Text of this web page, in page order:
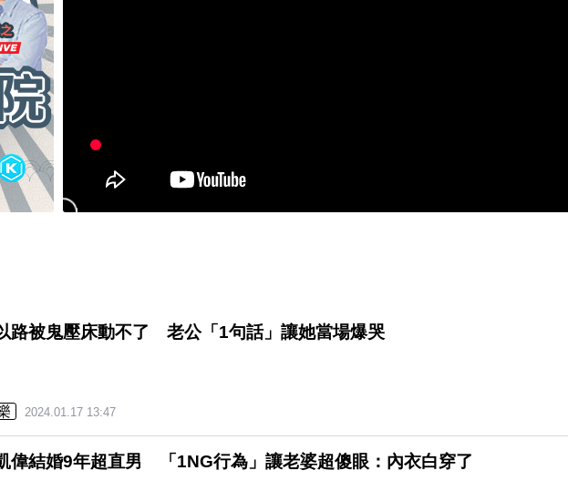
路被鬼壓床動不了 老公「1句話」讓她當場爆哭
2024.01.17 13:47
偉結婚9年超直男 「1NG行為」讓老婆超傻眼：內衣白穿了